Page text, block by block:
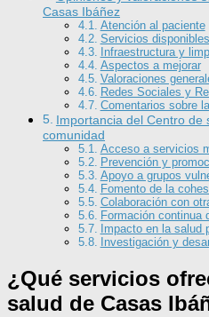
Casas Ibáñez
Atención al paciente
Servicios disponibles
Infraestructura y
Aspectos a mejorar
Valoraciones
Redes Sociales y
Comentarios sobre
Importancia del Centro de
comunidad
Acceso a servicios
Prevención y
Apoyo a grupos
Fomento de la
Colaboración con
Formación continua
Impacto en la salud
Investigación y
¿Qué servicios
salud de Casas